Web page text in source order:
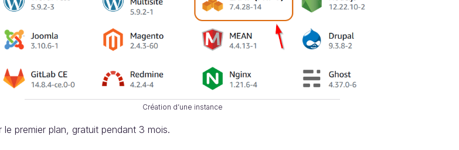
Création d’une instance
le premier plan, gratuit pendant 3 mois.